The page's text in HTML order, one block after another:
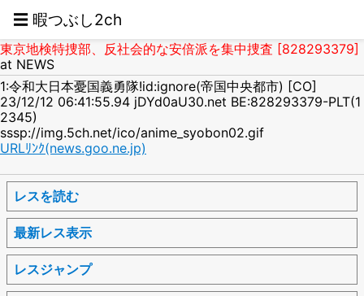
☰ 暇つぶし2ch
東京地検特捜部、反社会的な安倍派を集中捜査 [828293379]
at NEWS
1:令和大日本憂国義勇隊!id:ignore(帝国中央都市) [CO]
23/12/12 06:41:55.94 jDYd0aU30.net BE:828293379-PLT(1
2345)
sssp://img.5ch.net/ico/anime_syobon02.gif
URLﾘﾝｸ(news.goo.ne.jp)
レスを読む
最新レス表示
レスジャンプ